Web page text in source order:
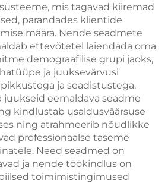
mis tagavad kiiremad
parandades klientide
määra. Nende seadmete
ettevõtetel laiendada oma
demograafilise grupi jaoks,
ja juuksevärvusi
ja seadistustega.
juukseid eemaldava seadme
kindlustab usaldusväärsuse
ning atrahmeerib nõudlikke
professionaalse taseme
Need seadmed on
ja nende töökindlus on
toimimistingimused